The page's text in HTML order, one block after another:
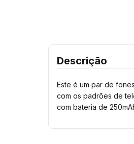
Descrição
Este é um par de
com os padrões de
com bateria de